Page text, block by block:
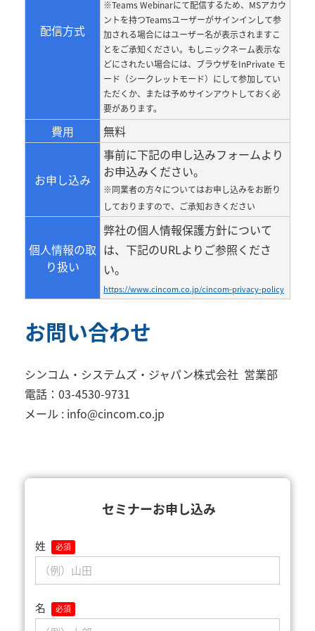
配信方式
※Teams Webinarにて配信するため、 MSアカウ
ントを持つTeamsユーザーがサインインして参
加される場合にはユーザー名が表示されますこ
とをご承知ください。もしニックネーム表示な
どにされたい場合には、ブラウザをInPrivate モ
ード（シークレットモード）にして参加してい
ただくか、または予めサインアウトしておく必
要があります。
費用 無料
お申し込み
事前に下記の申し込みフォームより
お申込みください。
※同業者の方々についてはお申し込みをお断り
しておりますので、ご承知おきください
個人情報の取
り扱い
弊社の個人情報保護方針について
は、下記のURLよりご参照くださ
い。
https://www.cincom.co.jp/cincom-privacy-policy
お問い合わせ
シンコム・システムズ・ジャパン株式会社 営業部
電話：03-4530-9731
メール : info@cincom.co.jp
セミナーお申し込み
姓
名